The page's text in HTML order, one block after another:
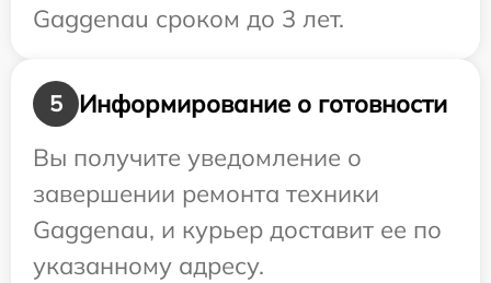
Gaggenau сроком до 3 лет.
5
Информирование о готовности
Вы получите уведомление о
завершении ремонта техники
Gaggenau, и курьер доставит ее по
указанному адресу.